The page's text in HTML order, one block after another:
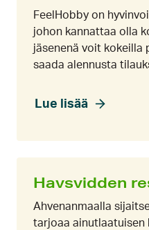
FeelHobby on
johon kannattaa olla
jäsenenä voit kokeilla
saada alennusta
Lue lisää
Havsvidden
Ahvenanmaalla
tarjoaa ainutlaatuisen